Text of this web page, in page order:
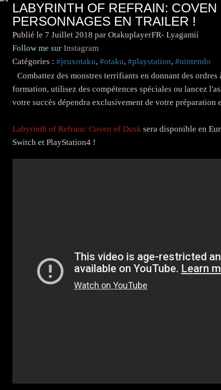
LABYRINTH OF REFRAIN:
PERSONNAGES EN TRAILER !
Publié le 7 Juillet 2018 par OtakuplayerFR- Lyagamii
Follow me sur Instagram
Catégories : #jeuxotaku, #otaku, #playstation, #nintendo
Combattez des monstres terrifiants en donnant des
formation, utilisez des compétences spéciales ou lancez
votre succès dépendra exclusivement de votre préparation
Labyrinth of Refrain: Coven of Dusk sera disponible en
Switch et PlayStation4 !